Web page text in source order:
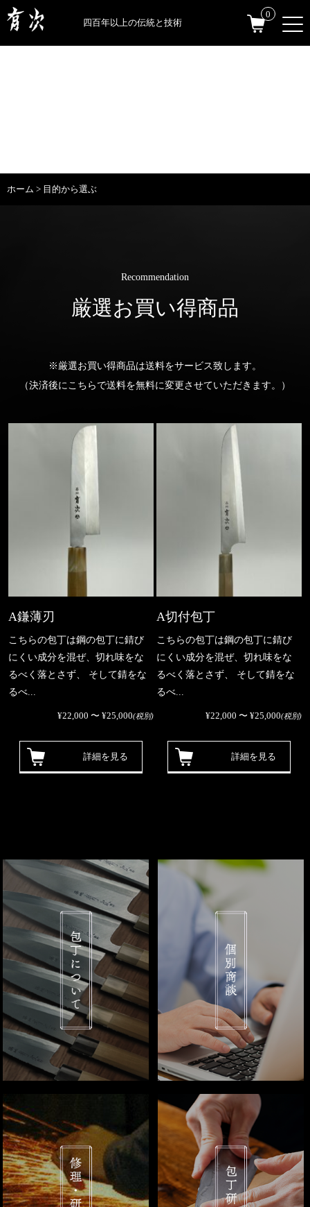
四百年以上の伝統と技術
0
ホーム > 目的から選ぶ
Recommendation
厳選お買い得商品
※厳選お買い得商品は送料をサービス致します。
（決済後にこちらで送料を無料に変更させていただきます。）
A鎌薄刃
こちらの包丁は鋼の包丁に錆び
にくい成分を混ぜ、切れ味をな
るべく落とさず、 そして錆をな
るべ...
¥22,000 〜 ¥25,000(税別)
詳細を見る
A切付包丁
こちらの包丁は鋼の包丁に錆び
にくい成分を混ぜ、切れ味をな
るべく落とさず、 そして錆をな
るべ...
¥22,000 〜 ¥25,000(税別)
詳細を見る